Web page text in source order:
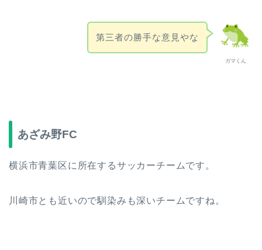
ガマくん
第三者の勝手な意見やな
あざみ野FC
横浜市青葉区に所在するサッカーチームです。
川崎市とも近いので馴染みも深いチームですね。